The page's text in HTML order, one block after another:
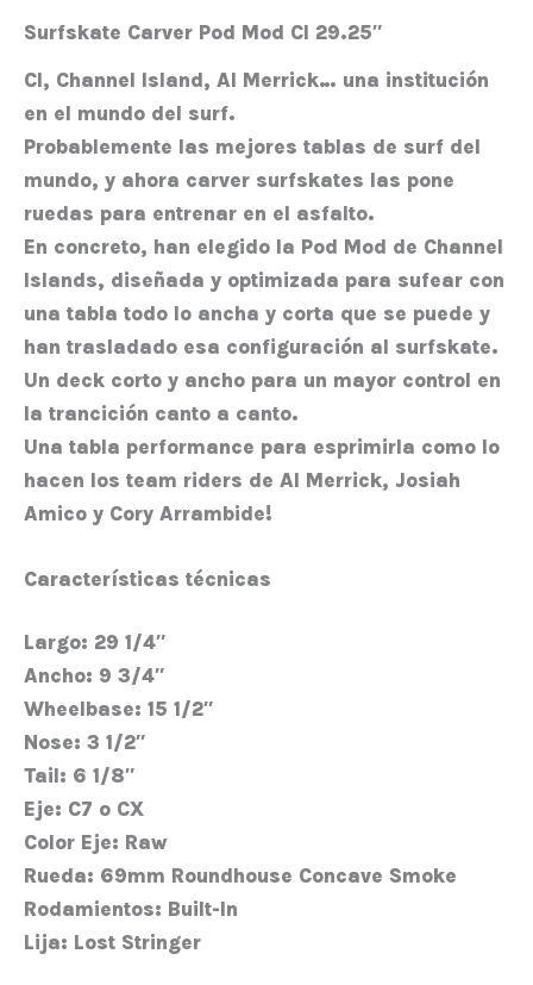
Surfskate Carver Pod Mod CI 29.25″
CI, Channel Island, Al Merrick… una institución
en el mundo del surf.
Probablemente las mejores tablas de surf del
mundo, y ahora carver surfskates las pone
ruedas para entrenar en el asfalto.
En concreto, han elegido la Pod Mod de Channel
Islands, diseñada y optimizada para sufear con
una tabla todo lo ancha y corta que se puede y
han trasladado esa configuración al surfskate.
Un deck corto y ancho para un mayor control en
la trancición canto a canto.
Una tabla performance para esprimirla como lo
hacen los team riders de Al Merrick, Josiah
Amico y Cory Arrambide!
Características técnicas
Largo: 29 1/4″
Ancho: 9 3/4″
Wheelbase: 15 1/2″
Nose: 3 1/2″
Tail: 6 1/8″
Eje: C7 o CX
Color Eje: Raw
Rueda: 69mm Roundhouse Concave Smoke
Rodamientos: Built-In
Lija: Lost Stringer